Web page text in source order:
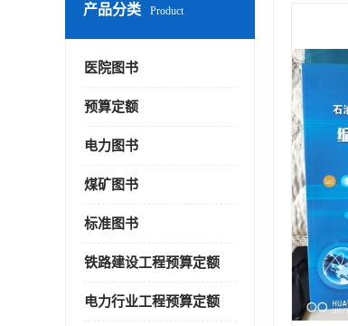
产品分类 Product
医院图书
预算定额
电力图书
煤矿图书
标准图书
铁路建设工程预算定额
电力行业工程预算定额